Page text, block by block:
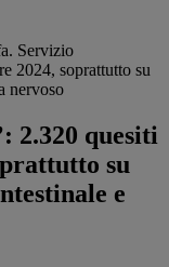
Servizio
2024, soprattutto su
nervoso
2.320 quesiti
su
e